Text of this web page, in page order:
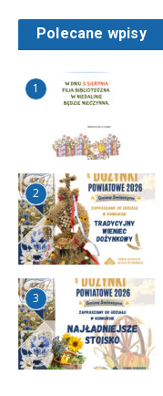
Polecane wpisy
1
2
3